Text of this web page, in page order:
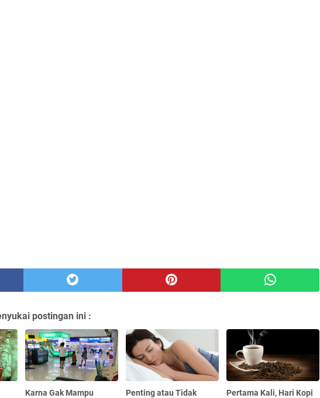
postingan ini :
Karna Gak Mampu
Penting atau Tidak
Pertama Kali, Hari Kopi